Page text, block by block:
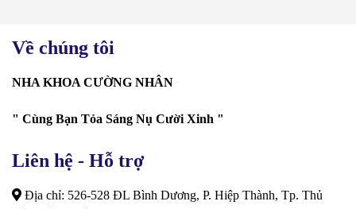
Về chúng tôi
NHA KHOA CƯỜNG NHÂN
" Cùng Bạn Tỏa Sáng Nụ Cười Xinh "
Liên hệ - Hỗ trợ
Địa chỉ: 526-528 ĐL Bình Dương, P. Hiệp Thành, Tp. Thủ